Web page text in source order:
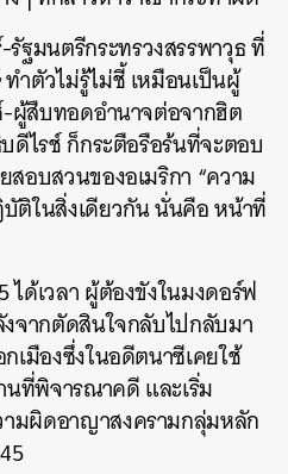
ฐมนตรีกระทรวงสรรพาวุธ ที่
ำตัวไม่รู้ไม่ชี้ เหมือนเป็นผู้
ผู้สืบทอดอำนาจต่อจากฮิต
ดีไรช์ ก็กระตือรือร้นที่จะตอบ
อบสวนของอเมริกา “ความ
ติในสิ่งเดียวกัน นั่นคือ หน้าที่
ได้เวลา ผู้ต้องขังในมงดอร์ฟ
จากตัดสินใจกลับไปกลับมา
เมืองซึ่งในอดีตนาซีเคยใช้
ที่พิจารณาคดี และเริ่ม
มผิดอาญาสงครามกลุ่มหลัก